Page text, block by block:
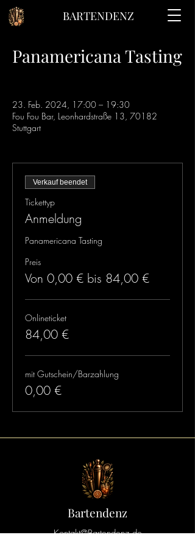
BARTENDENZ
Panamericana Tasting
23. Feb. 2024, 17:00 – 19:30
Fou Fou Bar, Leonhardstraße 13, 70182
Stuttgart
Verkauf beendet
Tickettyp
Anmeldung
Panamericana Tasting
Preis
Von 0,00 € bis 84,00 €
Onlineticket
84,00 €
mit Gutschein/Barzahlung
0,00 €
Bartendenz
Kontakt@Bartendenz.de